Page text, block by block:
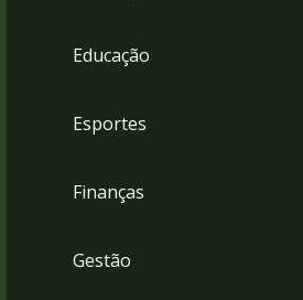
Educação
Esportes
Finanças
Gestão